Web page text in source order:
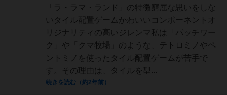
「ラ・ラマ・ランド」の特徴窮屈な思いをしな
いタイル配置ゲームかわいいコンポーネントオ
リジナリティの高いジレンマ私は「パッチワー
ク」や「クマ牧場」のような、テトロミノやペ
ントミノを使ったタイル配置ゲームが苦手で
す。その理由は、タイルを型...
続きを読む（約2年前）